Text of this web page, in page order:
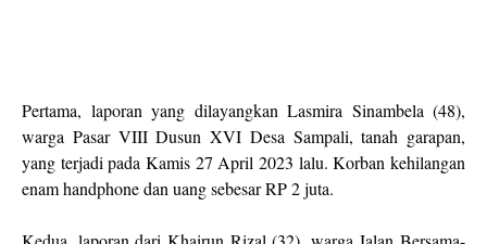
Pertama, laporan yang dilayangkan Lasmira Sinambela (48),
warga Pasar VIII Dusun XVI Desa Sampali, tanah garapan,
yang terjadi pada Kamis 27 April 2023 lalu. Korban kehilangan
enam handphone dan uang sebesar RP 2 juta.